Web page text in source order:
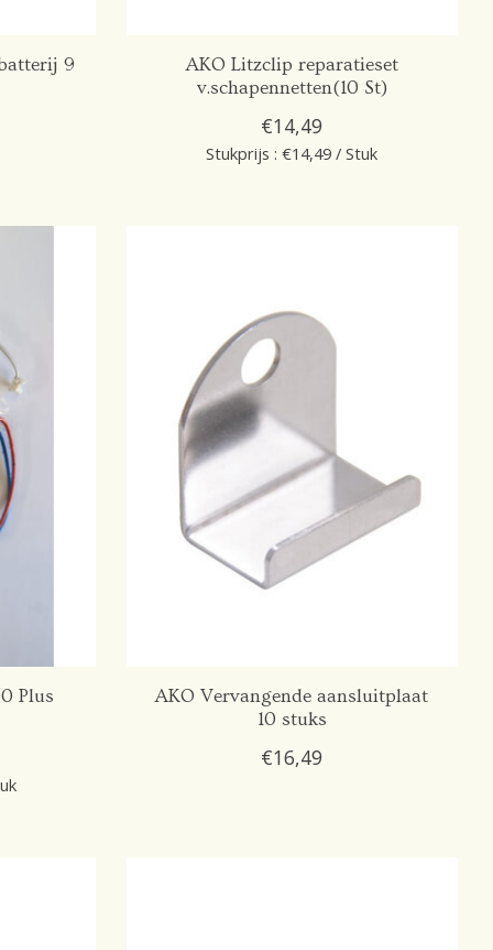
9
AKO Litzclip reparatieset
v.schapennetten(10 St)
€14,49
Stukprijs : €14,49 / Stuk
Plus
AKO Vervangende aansluitplaat
10 stuks
€16,49